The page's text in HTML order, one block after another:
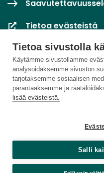
Tietoa sivustolla
Käytämme sivustollamme
analysoidaksemme sivuston
tarjotaksemme sosiaalisen
parantaaksemme ja
lisää evästeistä.
Salli
Tietoa evästeistä
Evästeasetukset